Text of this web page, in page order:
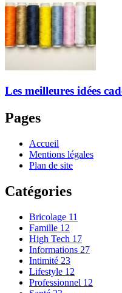
Les meilleures idées
Pages
Accueil
Mentions légales
Plan de site
Catégories
Bricolage 11
Famille 12
High Tech 17
Informations 27
Intimité 23
Lifestyle 12
Professionnel 12